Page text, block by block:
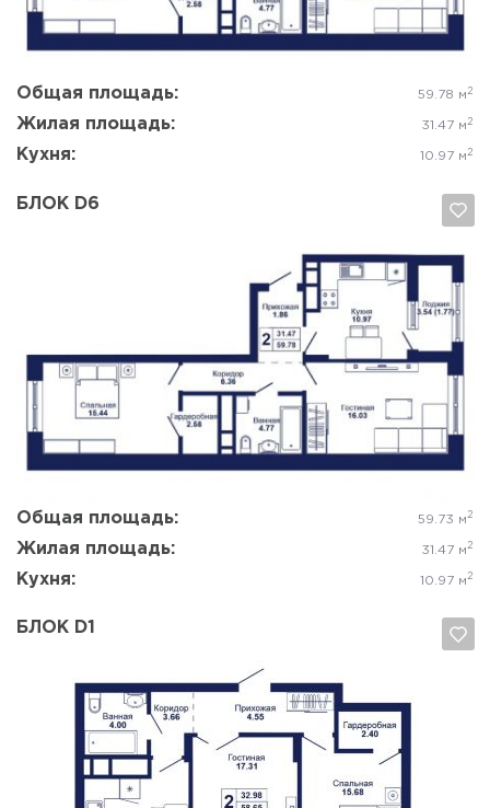
Общая площадь: 59.78 м 2
Жилая площадь: 31.47 м 2
Кухня: 10.97 м 2
БЛОК D6
Общая площадь: 59.73 м 2
Жилая площадь: 31.47 м 2
Кухня: 10.97 м 2
БЛОК D1